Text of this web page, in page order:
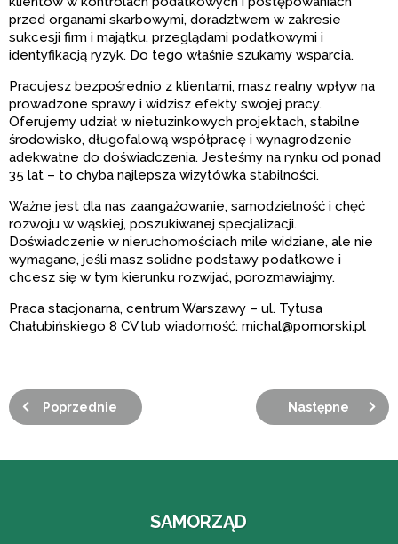
przed organami skarbowymi, doradztwem w zakresie
sukcesji firm i majątku, przeglądami podatkowymi i
identyfikacją ryzyk. Do tego właśnie szukamy wsparcia.
Pracujesz bezpośrednio z klientami, masz realny wpływ na
prowadzone sprawy i widzisz efekty swojej pracy.
Oferujemy udział w nietuzinkowych projektach, stabilne
środowisko, długofalową współpracę i wynagrodzenie
adekwatne do doświadczenia. Jesteśmy na rynku od ponad
35 lat – to chyba najlepsza wizytówka stabilności.
Ważne jest dla nas zaangażowanie, samodzielność i chęć
rozwoju w wąskiej, poszukiwanej specjalizacji.
Doświadczenie w nieruchomościach mile widziane, ale nie
wymagane, jeśli masz solidne podstawy podatkowe i
chcesz się w tym kierunku rozwijać, porozmawiajmy.
Praca stacjonarna, centrum Warszawy – ul. Tytusa
Chałubińskiego 8 CV lub wiadomość: michal@pomorski.pl
Poprzednie Następne
SAMORZĄD